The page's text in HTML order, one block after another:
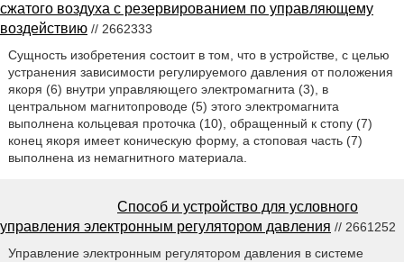
сжатого воздуха с резервированием по управляющему
воздействию // 2662333
Сущность изобретения состоит в том, что в устройстве, с целью
устранения зависимости регулируемого давления от положения
якоря (6) внутри управляющего электромагнита (3), в
центральном магнитопроводе (5) этого электромагнита
выполнена кольцевая проточка (10), обращенный к стопу (7)
конец якоря имеет коническую форму, а стоповая часть (7)
выполнена из немагнитного материала.
Способ и устройство для условного
управления электронным регулятором давления // 2661252
Управление электронным регулятором давления в системе